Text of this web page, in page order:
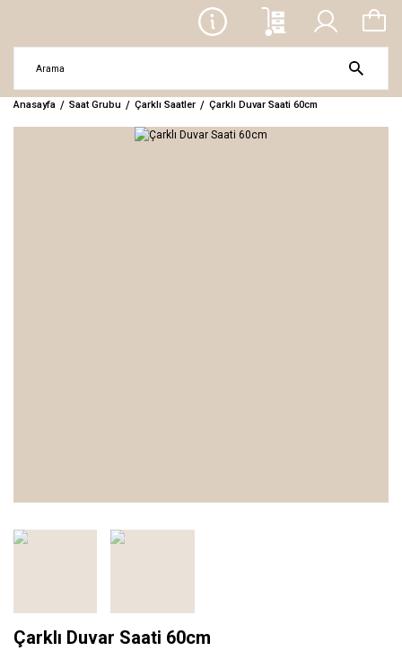
Anasayfa Saat Grubu Çarklı Saatler Çarklı Duvar Saati 60cm
Çarklı Duvar Saati 60cm